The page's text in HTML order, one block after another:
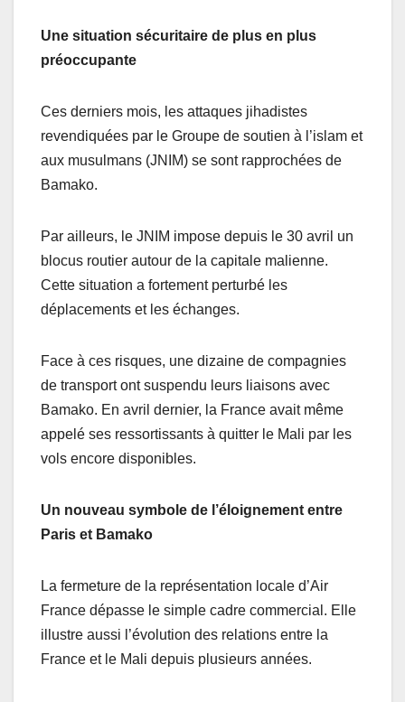
Une situation sécuritaire de plus en plus
préoccupante
Ces derniers mois, les attaques jihadistes
revendiquées par le Groupe de soutien à l’islam et
aux musulmans (JNIM) se sont rapprochées de
Bamako.
Par ailleurs, le JNIM impose depuis le 30 avril un
blocus routier autour de la capitale malienne.
Cette situation a fortement perturbé les
déplacements et les échanges.
Face à ces risques, une dizaine de compagnies
de transport ont suspendu leurs liaisons avec
Bamako. En avril dernier, la France avait même
appelé ses ressortissants à quitter le Mali par les
vols encore disponibles.
Un nouveau symbole de l’éloignement entre
Paris et Bamako
La fermeture de la représentation locale d’Air
France dépasse le simple cadre commercial. Elle
illustre aussi l’évolution des relations entre la
France et le Mali depuis plusieurs années.